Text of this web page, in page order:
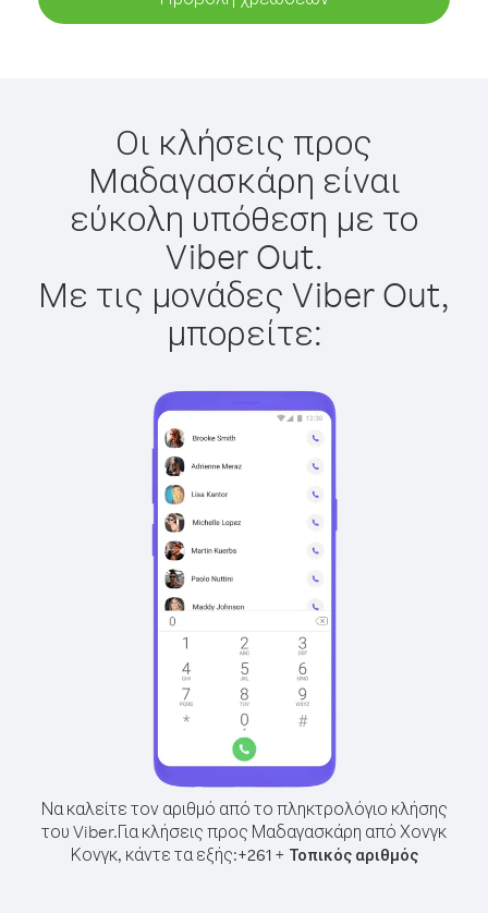
Οι κλήσεις προς
Μαδαγασκάρη είναι
εύκολη υπόθεση με το
Viber Out.
Με τις μονάδες Viber Out,
μπορείτε:
Να καλείτε τον αριθμό από το πληκτρολόγιο κλήσης
του Viber.Για κλήσεις προς Μαδαγασκάρη από Χονγκ
Κονγκ, κάντε τα εξής:+261+ Τοπικός αριθμός